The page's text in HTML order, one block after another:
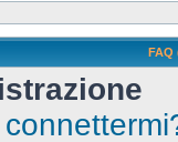
FAQ